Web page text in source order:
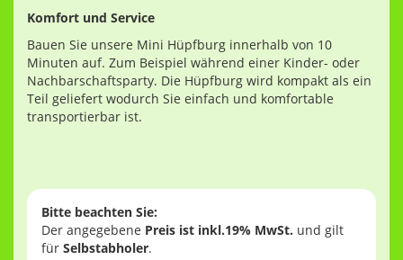
Komfort und Service
Bauen Sie unsere Mini Hüpfburg innerhalb von 10
Minuten auf. Zum Beispiel während einer Kinder- oder
Nachbarschaftsparty. Die Hüpfburg wird kompakt als ein
Teil geliefert wodurch Sie einfach und komfortable
transportierbar ist.
Bitte beachten Sie:
Der angegebene Preis ist inkl.19% MwSt. und gilt
für Selbstabholer.